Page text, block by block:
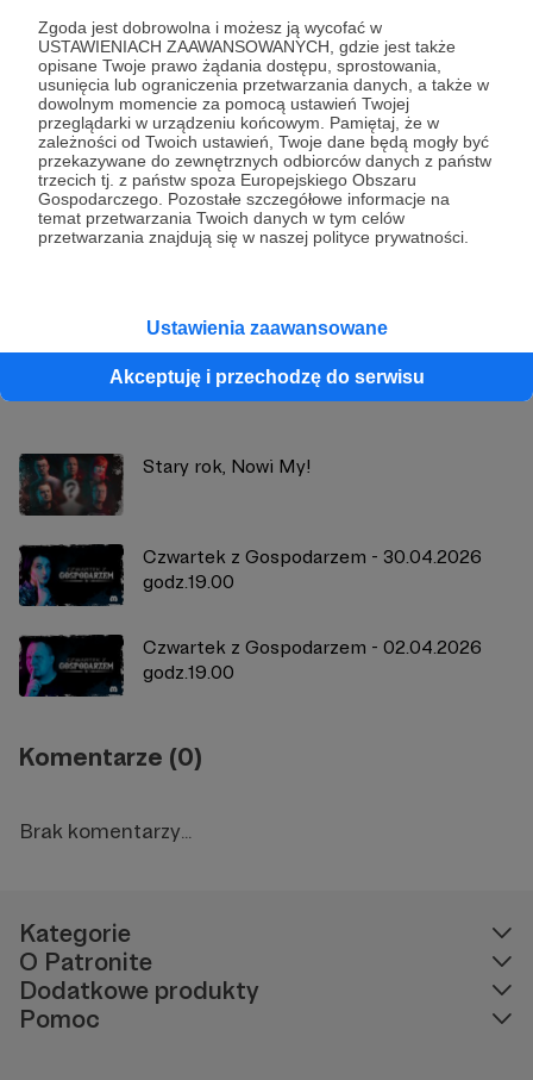
Zgoda jest dobrowolna i możesz ją wycofać w
USTAWIENIACH ZAAWANSOWANYCH, gdzie jest także
opisane Twoje prawo żądania dostępu, sprostowania,
usunięcia lub ograniczenia przetwarzania danych, a także w
dowolnym momencie za pomocą ustawień Twojej
przeglądarki w urządzeniu końcowym. Pamiętaj, że w
zależności od Twoich ustawień, Twoje dane będą mogły być
przekazywane do zewnętrznych odbiorców danych z państw
trzecich tj. z państw spoza Europejskiego Obszaru
Gospodarczego. Pozostałe szczegółowe informacje na
temat przetwarzania Twoich danych w tym celów
przetwarzania znajdują się w naszej polityce prywatności.
Ustawienia zaawansowane
Akceptuję i przechodzę do serwisu
Udostępnij
Gospoda RPG
Zobacz również
Stary rok, Nowi My!
Czwartek z Gospodarzem - 30.04.2026
godz.19.00
Czwartek z Gospodarzem - 02.04.2026
godz.19.00
Komentarze (0)
Brak komentarzy...
Kategorie
O Patronite
Dodatkowe produkty
Pomoc